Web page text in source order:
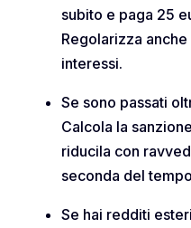
subito e paga 25
Regolarizza
interessi.
Se sono passati
Calcola la
riducila con
seconda del
Se hai redditi